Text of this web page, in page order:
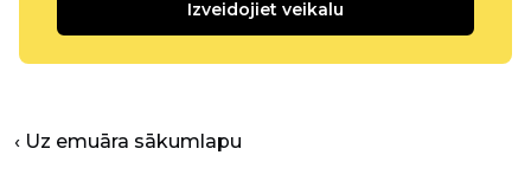
Izveidojiet veikalu
‹ Uz emuāra sākumlapu